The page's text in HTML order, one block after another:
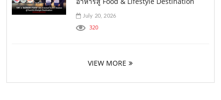
July 20, 2026
320
VIEW MORE